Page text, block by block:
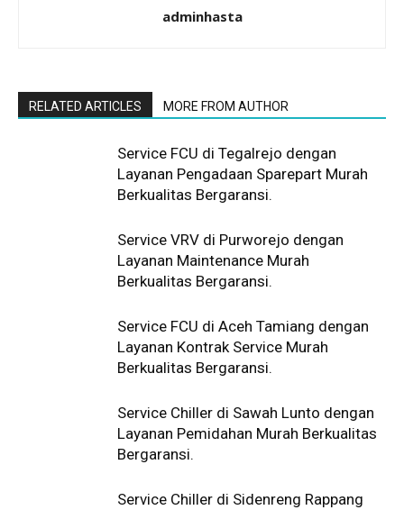
adminhasta
RELATED ARTICLES MORE FROM AUTHOR
Service FCU di Tegalrejo dengan
Layanan Pengadaan Sparepart Murah
Berkualitas Bergaransi.
Service VRV di Purworejo dengan
Layanan Maintenance Murah
Berkualitas Bergaransi.
Service FCU di Aceh Tamiang dengan
Layanan Kontrak Service Murah
Berkualitas Bergaransi.
Service Chiller di Sawah Lunto dengan
Layanan Pemidahan Murah Berkualitas
Bergaransi.
Service Chiller di Sidenreng Rappang